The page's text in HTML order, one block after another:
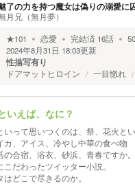
了の力を持つ魔女は偽りの溺愛に
月兄（無月夢）
★101 恋愛 完結済 16話
2024年8月31日 18:03更新
性描写有り
ドアマットヒロイン 一目惚れ
いえば、なに？
いって思いつくのは、祭、花火と
カ、アイス、冷やし中華の食べ物
の合宿、浴衣、砂浜、青春ですか。
こだわったツイッター小説。
はどこで尽きるのか。